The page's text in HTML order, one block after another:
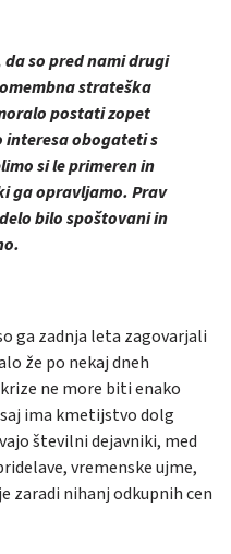
so pred nami drugi
strateška
postati zopet
interesa obogateti s
si le primeren in
ga opravljamo. Prav
bilo spoštovani in
ga zadnja leta zagovarjali
že po nekaj dneh
ne more biti enako
ima kmetijstvo dolg
številni dejavniki, med
vremenske ujme,
zaradi nihanj odkupnih cen